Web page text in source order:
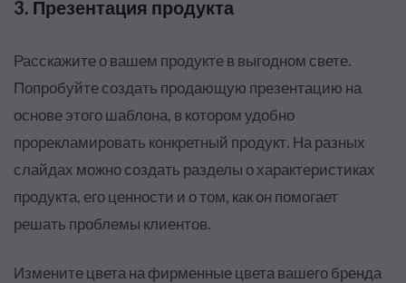
3. Презентация продукта
Расскажите о вашем продукте в выгодном свете.
Попробуйте создать продающую презентацию на
основе этого шаблона, в котором удобно
прорекламировать конкретный продукт. На разных
слайдах можно создать разделы о характеристиках
продукта, его ценности и о том, как он помогает
решать проблемы клиентов.
Измените цвета на фирменные цвета вашего бренда